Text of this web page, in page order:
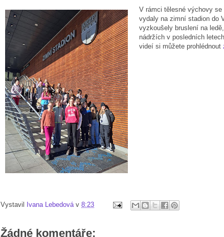
V rámci tělesné výchovy
vydaly na zimní stadion do
vyzkoušely bruslení na
nádržích v posledních
videí si můžete prohlédnout
Vystavil Ivana Lebedová v 8:23
Žádné komentáře: